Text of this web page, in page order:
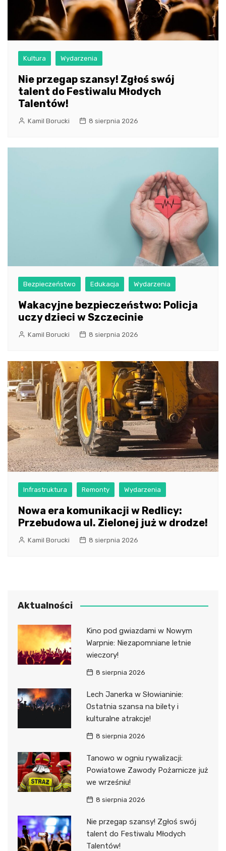
Kultura Wydarzenia
Nie przegap szansy! Zgłoś swój
talent do Festiwalu Młodych
Talentów!
Kamil Borucki 8 sierpnia 2026
Bezpieczeństwo Edukacja Wydarzenia
Wakacyjne bezpieczeństwo: Policja
uczy dzieci w Szczecinie
Kamil Borucki 8 sierpnia 2026
Infrastruktura Remonty Wydarzenia
Nowa era komunikacji w Redlicy:
Przebudowa ul. Zielonej już w drodze!
Kamil Borucki 8 sierpnia 2026
Aktualności
Kino pod gwiazdami w Nowym
Warpnie: Niezapomniane letnie
wieczory!
8 sierpnia 2026
Lech Janerka w Słowianinie:
Ostatnia szansa na bilety i
kulturalne atrakcje!
8 sierpnia 2026
Tanowo w ogniu rywalizacji:
Powiatowe Zawody Pożarnicze już
we wrześniu!
8 sierpnia 2026
Nie przegap szansy! Zgłoś swój
talent do Festiwalu Młodych
Talentów!